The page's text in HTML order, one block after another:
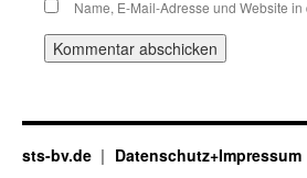
Name, E-Mail-Adresse und Website
sts-bv.de Datenschutz+Impressum